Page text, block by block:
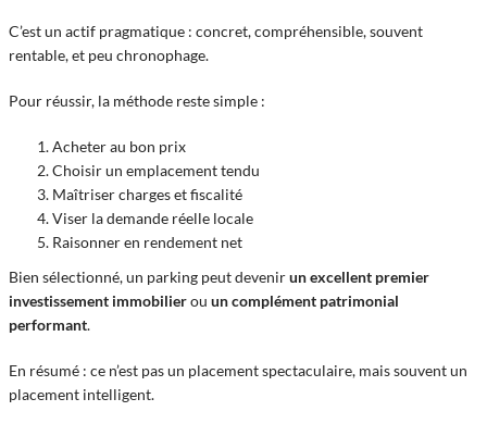
C’est un actif pragmatique : concret, compréhensible, souvent
rentable, et peu chronophage.
Pour réussir, la méthode reste simple :
Acheter au bon prix
Choisir un emplacement tendu
Maîtriser charges et fiscalité
Viser la demande réelle locale
Raisonner en rendement net
Bien sélectionné, un parking peut devenirun excellent premier
investissement immobilierou un complément patrimonial
performant.
En résumé : ce n’est pas un placement spectaculaire, mais souvent un
placement intelligent.